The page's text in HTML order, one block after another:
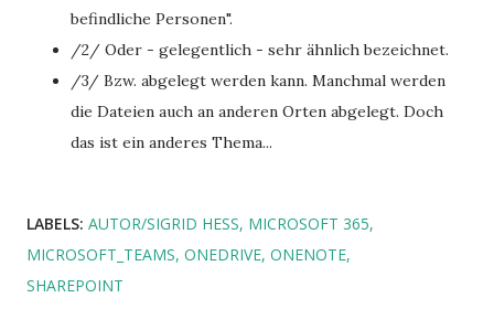
befindliche Personen".
/2/ Oder - gelegentlich - sehr ähnlich bezeichnet.
/3/ Bzw. abgelegt werden kann. Manchmal werden
die Dateien auch an anderen Orten abgelegt. Doch
das ist ein anderes Thema...
LABELS: AUTOR/SIGRID HESS MICROSOFT 365
MICROSOFT_TEAMS ONEDRIVE ONENOTE
SHAREPOINT